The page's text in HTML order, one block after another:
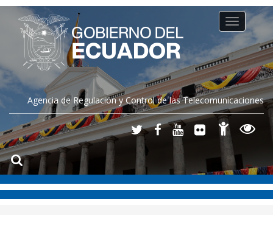
Agencia de Regulación y Control de las Telecomunicaciones
Toggle
navigation